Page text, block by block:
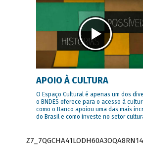
APOIO À CULTURA
O Espaço Cultural é apenas um dos
o BNDES oferece para o acesso à
como o Banco apoiou uma das mais
do Brasil e como investe no setor